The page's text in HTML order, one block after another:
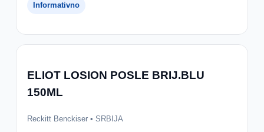
Informativno
ELIOT LOSION POSLE BRIJ.BLU
150ML
Reckitt Benckiser • SRBIJA